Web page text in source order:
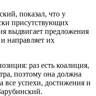
показал, что у
присутствующих
выдвигает предложения
направляет их
раз есть коалиция,
поэтому она должна
все успехи, достижения и